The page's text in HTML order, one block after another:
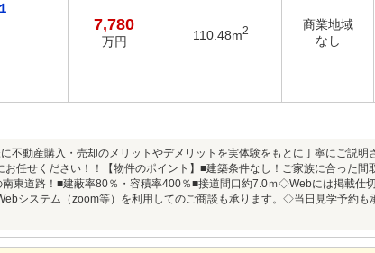
7,780
万円 110.48m2
商業地域
なし
不動産購入・売却のメリットやデメリットを実体験をもとに丁寧にご説明
任せください！！【物件のポイント】■建築条件なし！ご家族に合った間
東道路！■建蔽率80％・容積率400％■接道間口約7.0ｍ◇Webには掲載仕
システム（zoom等）を利用してのご商談も承ります。◇当日見学予約も